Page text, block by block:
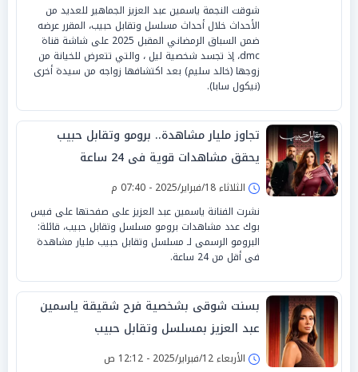
شوقت النجمة ياسمين عبد العزيز الجماهير للعديد من
الأحداث خلال أحداث مسلسل وتقابل حبيب، المقرر عرضه
ضمن السباق الرمضاني المقبل 2025 على شاشة قناة
dmc، إذ تجسد شخصية ليل ، والتي تتعرض للخيانة من
زوجها (خالد سليم) بعد اكتشافها زواجه من سيدة أخرى
(نيكول سابا).
تجاوز مليار مشاهدة.. برومو وتقابل حبيب
يحقق مشاهدات قوية فى 24 ساعة
الثلاثاء 18/فبراير/2025 - 07:40 م
نشرت الفنانة ياسمين عبد العزيز على صفحتها على فيس
بوك عدد مشاهدات برومو مسلسل وتقابل حبيب، قائلة:
البرومو الرسمى لـ مسلسل وتقابل حبيب مليار مشاهدة
فى أقل من 24 ساعة.
بسنت شوقى بشخصية فرح شقيقة ياسمين
عبد العزيز بمسلسل وتقابل حبيب
الأربعاء 12/فبراير/2025 - 12:12 ص